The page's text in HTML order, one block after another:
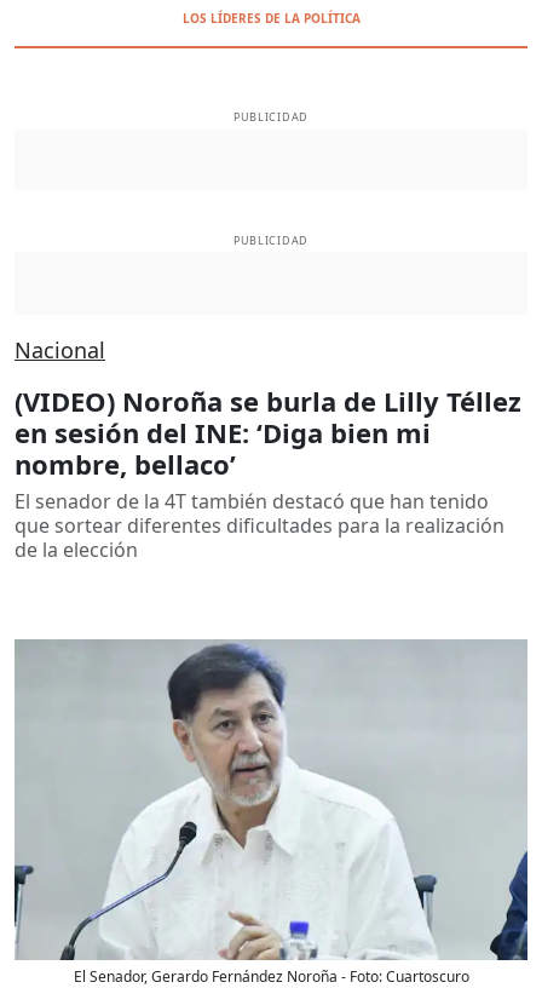
LOS LÍDERES DE LA POLÍTICA
PUBLICIDAD
PUBLICIDAD
Nacional
(VIDEO) Noroña se burla de Lilly Téllez
en sesión del INE: ‘Diga bien mi
nombre, bellaco’
El senador de la 4T también destacó que han tenido
que sortear diferentes dificultades para la realización
de la elección
El Senador, Gerardo Fernández Noroña - Foto:Cuartoscuro